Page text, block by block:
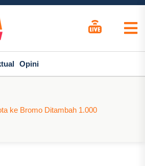
Opini
ke Bromo Ditambah 1.000